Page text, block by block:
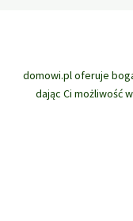
Moskitiery
–
domowi.pl oferuje
dając Ci możliwość